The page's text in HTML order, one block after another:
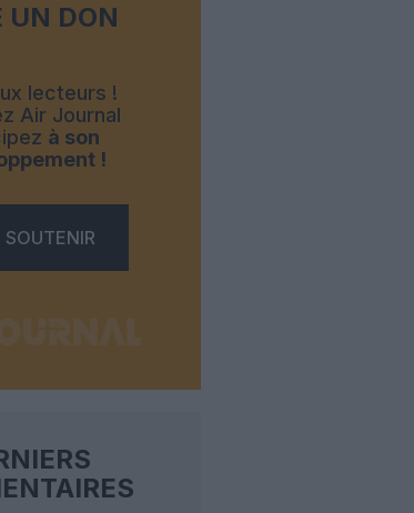
UN DON
lecteurs !
Air Journal
à son
!
SOUTENIR